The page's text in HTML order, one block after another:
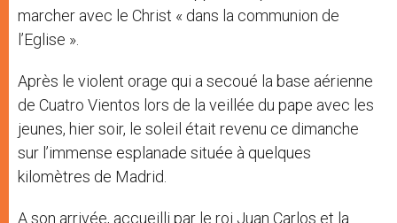
marcher avec le Christ « dans la communion de
l’Eglise ».
Après le violent orage qui a secoué la base aérienne
de Cuatro Vientos lors de la veillée du pape avec les
jeunes, hier soir, le soleil était revenu ce dimanche
sur l’immense esplanade située à quelques
kilomètres de Madrid.
A son arrivée, accueilli par le roi Juan Carlos et la